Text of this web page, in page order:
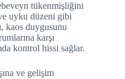
tükenmişliğini
uyku düzeni gibi
kaos duygusunu
karşı
kontrol hissi sağlar.
ve gelişim